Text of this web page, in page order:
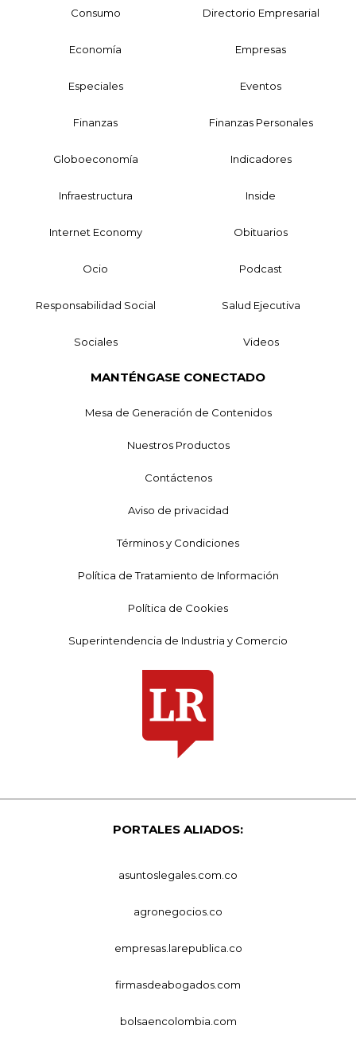
Consumo Directorio Empresarial
Economía Empresas
Especiales Eventos
Finanzas Finanzas Personales
Globoeconomía Indicadores
Infraestructura Inside
Internet Economy Obituarios
Ocio Podcast
Responsabilidad Social Salud Ejecutiva
Sociales Videos
MANTÉNGASE CONECTADO
Mesa de Generación de Contenidos
Nuestros Productos
Contáctenos
Aviso de privacidad
Términos y Condiciones
Política de Tratamiento de Información
Política de Cookies
Superintendencia de Industria y Comercio
PORTALES ALIADOS:
asuntoslegales.com.co
agronegocios.co
empresas.larepublica.co
firmasdeabogados.com
bolsaencolombia.com